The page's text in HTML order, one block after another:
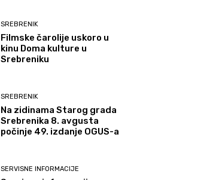
SREBRENIK
Filmske čarolije uskoro u
kinu Doma kulture u
Srebreniku
SREBRENIK
Na zidinama Starog grada
Srebrenika 8. avgusta
počinje 49. izdanje OGUS-a
SERVISNE INFORMACIJE